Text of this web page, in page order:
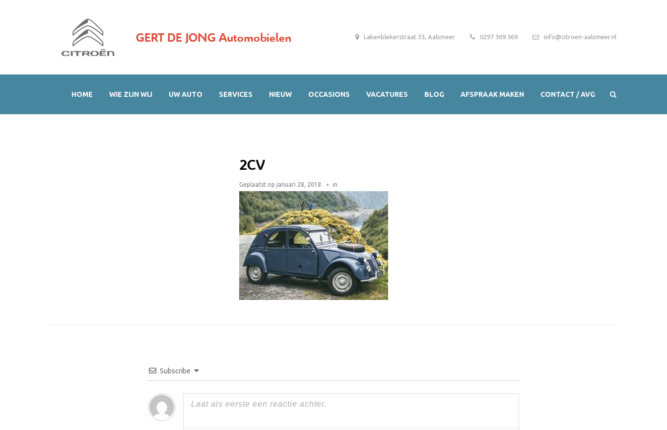
GERT DE JONG Automobielen Lakenblekerstraat 33, Aalsmeer 0297 369 369 info@citroen-aalsmeer.nl
HOME WIE ZIJN WIJ UW AUTO SERVICES NIEUW OCCASIONS VACATURES BLOG AFSPRAAK MAKEN CONTACT / AVG
2CV
Geplaatst op januari 28, 2018 in
Subscribe